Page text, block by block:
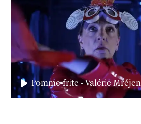
Pomme-frite - Valérie Mréjen